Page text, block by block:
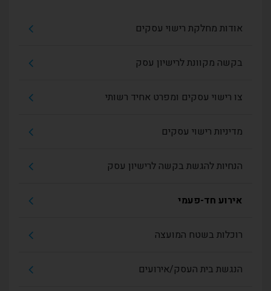
אודות מחלקת רישוי עסקים
בקשה מקוונת לרישיון עסק
צו רישוי עסקים ומפרט אחיד רשותי
מדיניות רישוי עסקים
הנחיות להגשת בקשה לרישיון עסק
אירוע חד-פעמי
רוכלות בשטח המועצה
הנגשת בית העסק/אירועים